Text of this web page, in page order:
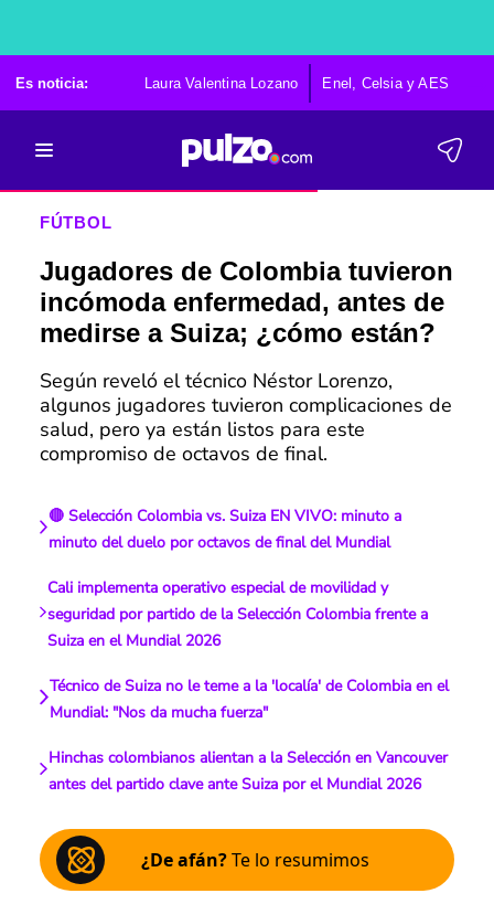
Es noticia: Laura Valentina Lozano Enel, Celsia y AES
FÚTBOL
Jugadores de Colombia tuvieron
incómoda enfermedad, antes de
medirse a Suiza; ¿cómo están?
Según reveló el técnico Néstor Lorenzo,
algunos jugadores tuvieron complicaciones de
salud, pero ya están listos para este
compromiso de octavos de final.
🔴 Selección Colombia vs. Suiza EN VIVO: minuto a
minuto del duelo por octavos de final del Mundial
Cali implementa operativo especial de movilidad y
seguridad por partido de la Selección Colombia frente a
Suiza en el Mundial 2026
Técnico de Suiza no le teme a la 'localía' de Colombia en el
Mundial: "Nos da mucha fuerza"
Hinchas colombianos alientan a la Selección en Vancouver
antes del partido clave ante Suiza por el Mundial 2026
¿De afán?Te lo resumimos